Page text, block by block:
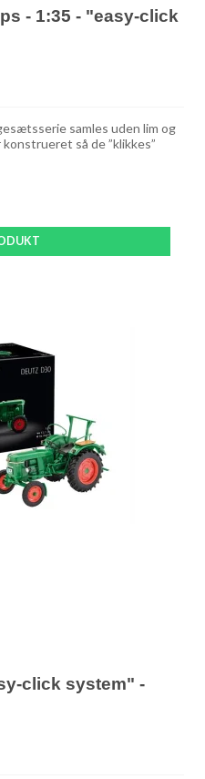
- 1:35 - "easy-click
samles uden lim og
så de ”klikkes”
click system" -